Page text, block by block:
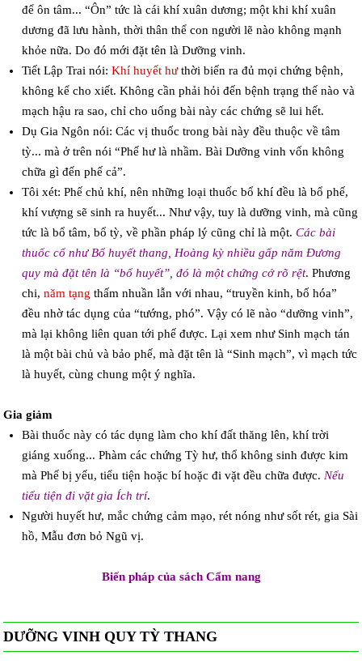
để ôn tâm... “Ôn” tức là cái khí xuân dương; một khi khí xuân
dương đã lưu hành, thời thân thể con người lẽ nào không mạnh
khỏe nữa. Do đó mới đặt tên là Dưỡng vinh.
Tiết Lập Trai nói: Khí huyết hưthời biến ra đủ mọi chứng bệnh,
không kể cho xiết. Không cần phải hỏi đến bệnh trạng thế nào và
mạch hậu ra sao, chỉ cho uống bài này các chứng sẽ lui hết.
Dụ Gia Ngôn nói: Các vị thuốc trong bài này đều thuộc về tâm
tỳ... mà ở trên nói “Phế hư là nhầm. Bài Dưỡng vinh vốn không
chữa gì đến phế cả”.
Tôi xét: Phế chủ khí, nên những loại thuốc bổ khí đều là bổ phế,
khí vượng sẽ sinh ra huyết... Như vậy, tuy là dưỡng vinh, mà cũng
tức là bổ tâm, bổ tỳ, về phần pháp lý cũng chỉ là một. Các bài
thuốc cổ như Bổ huyết thang, Hoàng kỳ nhiều gấp năm Đương
quy mà đặt tên là “bổ huyết”, đó là một chứng cớ rõ rệt. Phương
chi, năm tạng thấm nhuần lẫn với nhau, “truyền kinh, bố hóa”
đều nhờ tác dụng của “tướng, phó”. Vậy có lẽ nào “dưỡng vinh”,
mà lại không liên quan tới phế được. Lại xem như Sinh mạch tán
là một bài chủ và bảo phế, mà đặt tên là “Sinh mạch”, vì mạch tức
là huyết, cùng chung một ý nghĩa.
Gia giảm
Bài thuốc này có tác dụng làm cho khí đất thăng lên, khí trời
giáng xuống... Phàm các chứng Tỳ hư, thổ không sinh được kim
mà Phế bị yếu, tiểu tiện hoặc bí hoặc đi vặt đều chữa được. Nếu
tiểu tiện đi vặt gia Ích trí.
Người huyết hư, mắc chứng cảm mạo, rét nóng như sốt rét, gia Sài
hồ, Mẫu đơn bỏ Ngũ vị.
Biến pháp của sách Cẩm nang
DƯỠNG VINH QUY TỲ THANG